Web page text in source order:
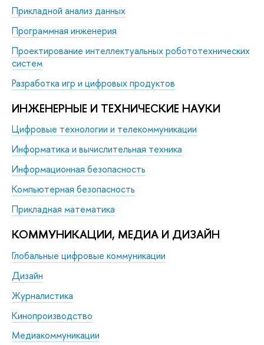
Прикладной анализ данных
Программная инженерия
Проектирование интеллектуальных робототехнических
систем
Разработка игр и цифровых продуктов
ИНЖЕНЕРНЫЕ И ТЕХНИЧЕСКИЕ НАУКИ
Цифровые технологии и телекоммуникации
Информатика и вычислительная техника
Информационная безопасность
Компьютерная безопасность
Прикладная математика
КОММУНИКАЦИИ, МЕДИА И ДИЗАЙН
Глобальные цифровые коммуникации
Дизайн
Журналистика
Кинопроизводство
Медиакоммуникации